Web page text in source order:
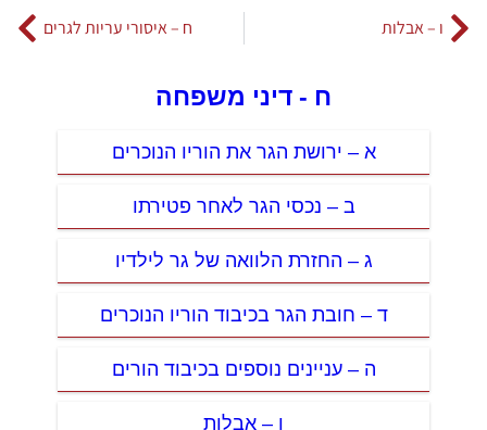
ו – אבלות ח – איסורי עריות לגרים
ח - דיני משפחה
א – ירושת הגר את הוריו הנוכרים
ב – נכסי הגר לאחר פטירתו
ג – החזרת הלוואה של גר לילדיו
ד – חובת הגר בכיבוד הוריו הנוכרים
ה – עניינים נוספים בכיבוד הורים
ו – אבלות